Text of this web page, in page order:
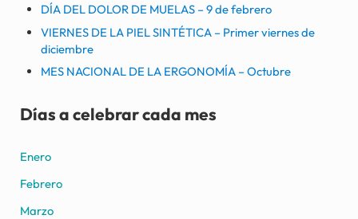
DÍA DEL DOLOR DE MUELAS – 9 de febrero
VIERNES DE LA PIEL SINTÉTICA – Primer viernes de
diciembre
MES NACIONAL DE LA ERGONOMÍA – Octubre
Días a celebrar cada mes
Enero
Febrero
Marzo